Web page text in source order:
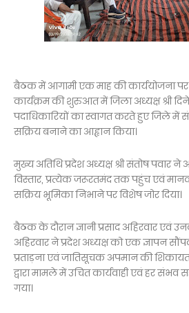
बैठक में आगामी एक माह की कार्ययोजना पर
कार्यक्रम की शुरुआत में जिला अध्यक्ष श्री
पदाधिकारियों का स्वागत करते हुए जिले
सक्रिय बनाने का आह्वान किया।
मुख्य अतिथि प्रदेश अध्यक्ष श्री संतोष
विस्तार, प्रत्येक जरूरतमंद तक पहुंच एवं
सक्रिय भूमिका निभाने पर विशेष जोर दिया।
बैठक के दौरान ज्ञानी प्रसाद अहिरवार एवं
अहिरवार ने प्रदेश अध्यक्ष को एक ज्ञापन
प्रताड़ना एवं जातिसूचक अपमान की
द्वारा मामले में उचित कार्यवाही एवं हर संभव
गया।